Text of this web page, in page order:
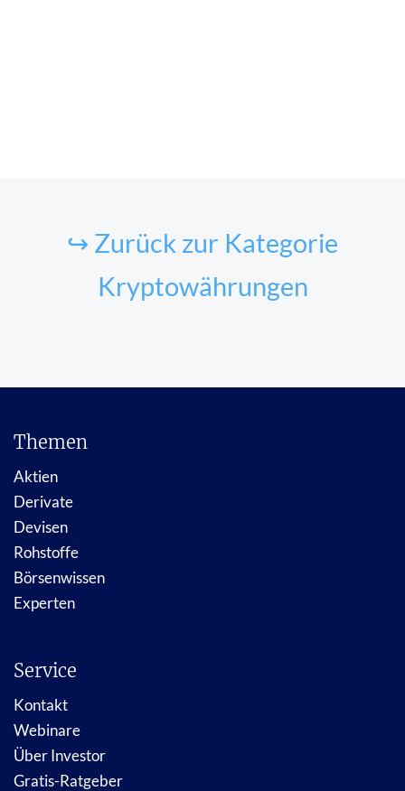
↪ Zurück zur Kategorie
Kryptowährungen
Themen
Aktien
Derivate
Devisen
Rohstoffe
Börsenwissen
Experten
Service
Kontakt
Webinare
Über Investor
Gratis-Ratgeber